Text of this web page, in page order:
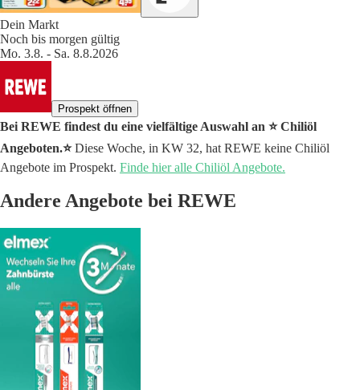
Dein Markt
Noch bis morgen gültig
Mo. 3.8. - Sa. 8.8.2026
Prospekt öffnen
Bei REWE findest du eine vielfältige Auswahl an ⭐️ Chiliöl
Angeboten.⭐️Diese Woche, in KW 32, hat REWE keine Chiliöl
Angebote im Prospekt. Finde hier alle Chiliöl Angebote.
Andere Angebote bei REWE